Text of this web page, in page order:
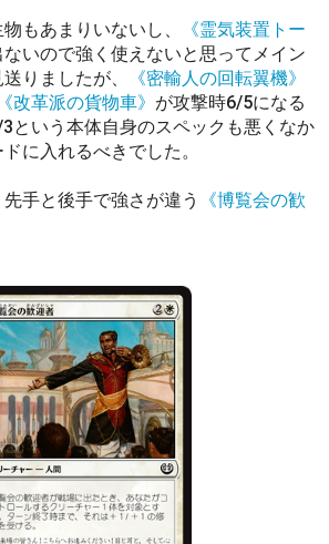
もあまりいないし、
《霊気装置トー
ないので強く使えないと思ってメイン
りましたが、
《密輸人の回転翼機》
《改革派の貨物車》 が攻撃時6/5になる
という本体自身のスペックも悪くなか
に入れるべきでした。
手と後手で強さが違う
《博覧会の歓